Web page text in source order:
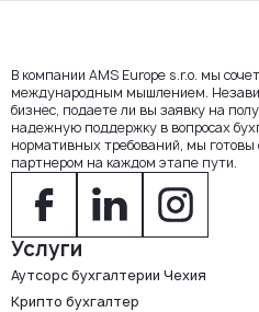
В компании AMS Europe s.r.o. мы
международным мышлением.
бизнес, подаете ли вы заявку на
надежную поддержку в вопросах
нормативных требований, мы
партнером на каждом этапе пути.
Услуги
Аутсорс бухгалтерии Чехия
Крипто бухгалтер